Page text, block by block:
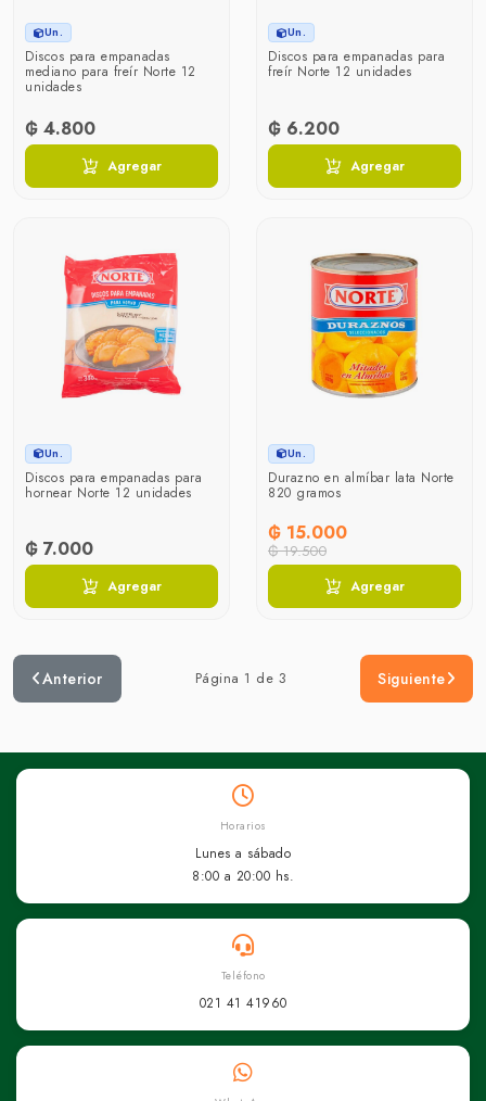
Un.
Discos para empanadas
mediano para freír Norte 12
unidades
₲ 4.800
Agregar
Un.
Discos para empanadas para
freír Norte 12 unidades
₲ 6.200
Agregar
Un.
Discos para empanadas para
hornear Norte 12 unidades
₲ 7.000
Agregar
Un.
Durazno en almíbar lata Norte
820 gramos
₲ 15.000
₲ 19.500
Agregar
Anterior Página 1 de 3 Siguiente
Horarios
Lunes a sábado
8:00 a 20:00 hs.
Teléfono
021 41 41960